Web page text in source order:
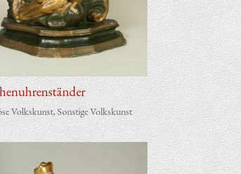
Volkskunst,Sonstige Volkskunst